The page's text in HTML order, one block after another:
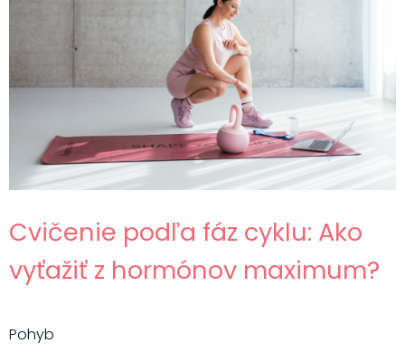
Cvičenie podľa fáz cyklu: Ako
vyťažiť z hormónov maximum?
Pohyb